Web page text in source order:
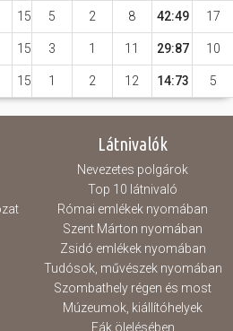
15 5 2 8 42:49 17
15 3 1 11 29:87 10
15 1 2 12 14:73 5
Látnivalók
Nevezetes polgárok
Top 10 látnivaló
Római emlékek nyomában
Szent Márton nyomában
Zsidó emlékek nyomában
Tudósok, művészek nyomában
Szombathely régen és most
Múzeumok, kiállítóhelyek
Fák ölelésében